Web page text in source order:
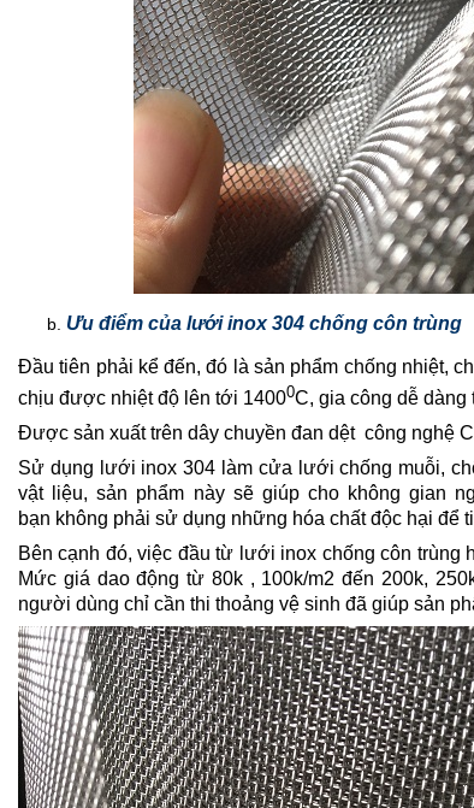
Ưu điểm của lưới inox 304 chống côn trùng
Đầu tiên phải kể đến, đó là sản phẩm chống nhiệt,
chịu được nhiệt độ lên tới 14000C, gia công dễ dàng
Được sản xuất trên dây chuyền đan dệt công nghệ
Sử dụng lưới inox 304 làm cửa lưới chống muỗi,
vật liệu, sản phẩm này sẽ giúp cho không gian
bạn không phải sử dụng những hóa chất độc hại để
Bên cạnh đó, việc đầu từ lưới inox chống côn trùng
Mức giá dao động từ 80k , 100k/m2 đến 200k,
người dùng chỉ cần thi thoảng vệ sinh đã giúp sản